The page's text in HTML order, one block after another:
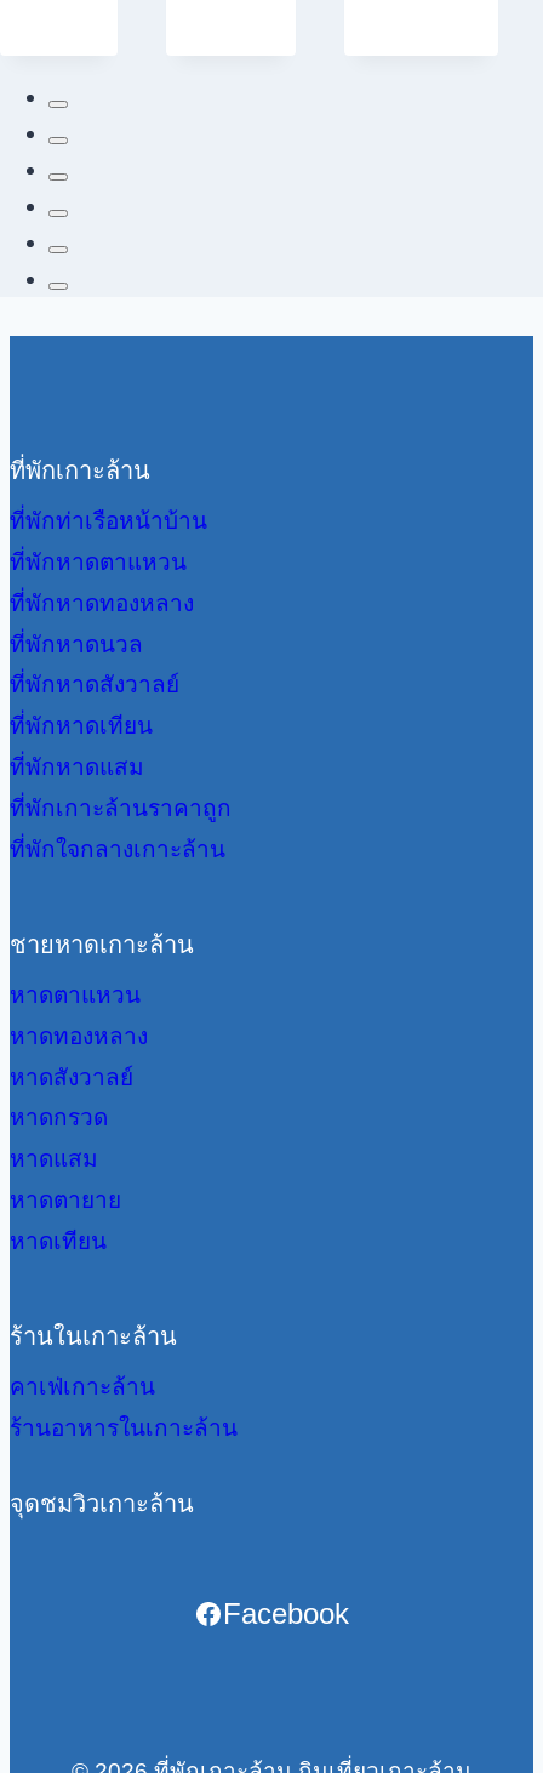
ที่พักเกาะล้าน
ที่พักท่าเรือหน้าบ้าน
ที่พักหาดตาแหวน
ที่พักหาดทองหลาง
ที่พักหาดนวล
ที่พักหาดสังวาลย์
ที่พักหาดเทียน
ที่พักหาดแสม
ที่พักเกาะล้านราคาถูก
ที่พักใจกลางเกาะล้าน
ชายหาดเกาะล้าน
หาดตาแหวน
หาดทองหลาง
หาดสังวาลย์
หาดกรวด
หาดแสม
หาดตายาย
หาดเทียน
ร้านในเกาะล้าน
คาเฟ่เกาะล้าน
ร้านอาหารในเกาะล้าน
จุดชมวิวเกาะล้าน
Facebook